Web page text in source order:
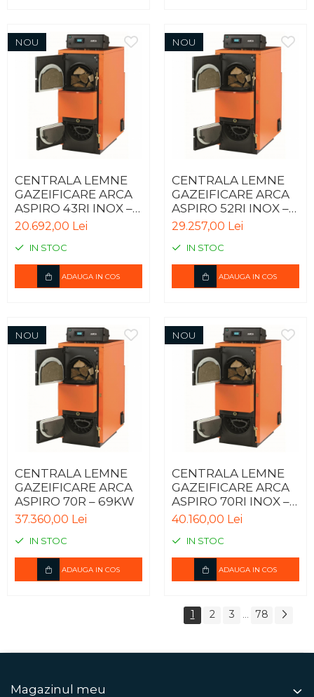
NOU
CENTRALA LEMNE
GAZEIFICARE ARCA
ASPIRO 43RI INOX –
41KW
20.692,00 Lei
IN STOC
ADAUGA IN COS
NOU
CENTRALA LEMNE
GAZEIFICARE ARCA
ASPIRO 52RI INOX –
49KW
29.257,00 Lei
IN STOC
ADAUGA IN COS
NOU
CENTRALA LEMNE
GAZEIFICARE ARCA
ASPIRO 70R – 69KW
37.360,00 Lei
IN STOC
ADAUGA IN COS
NOU
CENTRALA LEMNE
GAZEIFICARE ARCA
ASPIRO 70RI INOX –
69KW
40.160,00 Lei
IN STOC
ADAUGA IN COS
1 2 3 78
Magazinul meu